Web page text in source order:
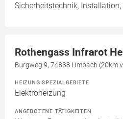
Sicherheitstechnik, Installation,
Rothengass Infrarot
Burgweg 9, 74838 Limbach (20km
HEIZUNG SPEZIALGEBIETE
Elektroheizung
ANGEBOTENE TÄTIGKEITEN